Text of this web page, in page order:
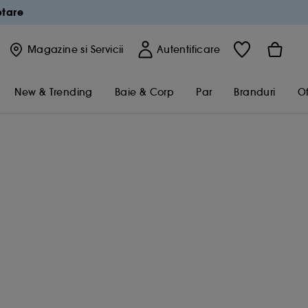
Magazinesi Servicii Autentificare
New & Trending Baie & Corp Par Branduri